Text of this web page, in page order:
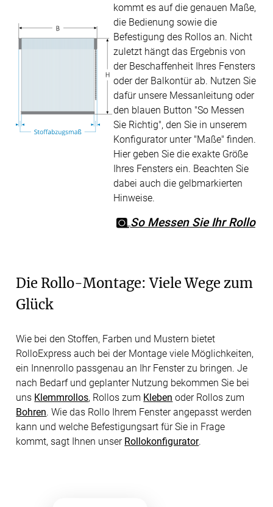
kommt es auf die genauen Maße,
die Bedienung sowie die
Befestigung des Rollos an. Nicht
zuletzt hängt das Ergebnis von
der Beschaffenheit Ihres Fensters
oder der Balkontür ab. Nutzen Sie
dafür unsere Messanleitung oder
den blauen Button "So Messen
Sie Richtig", den Sie in unserem
Konfigurator unter "Maße" finden.
Hier geben Sie die exakte Größe
Ihres Fensters ein. Beachten Sie
dabei auch die gelbmarkierten
Hinweise.
So Messen Sie Ihr Rollo
Die Rollo-Montage: Viele Wege zum
Glück
Wie bei den Stoffen, Farben und Mustern bietet
RolloExpress auch bei der Montage viele Möglichkeiten,
ein Innenrollo passgenau an Ihr Fenster zu bringen. Je
nach Bedarf und geplanter Nutzung bekommen Sie bei
uns Klemmrollos, Rollos zum Kleben oder Rollos zum
Bohren. Wie das Rollo Ihrem Fenster angepasst werden
kann und welche Befestigungsart für Sie in Frage
kommt, sagt Ihnen unser Rollokonfigurator.